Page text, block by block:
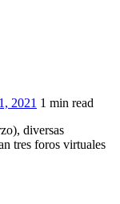
2021 1 min read
tres foros virtuales